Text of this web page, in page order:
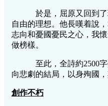
於是，屈原又回到了
自由的理想。他長嘆着說
志向和憂國憂民之心，我
做榜樣。
至此，全詩約2500字
向悲劇的結局，以身殉國
創作不朽